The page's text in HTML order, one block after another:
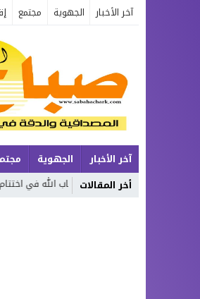
آخر الأخبار الجهوية مجتمع
آخر الأخبار الجهوية
أخر المقالات
تكريم حفظة كتاب الله في اختتام الدورة